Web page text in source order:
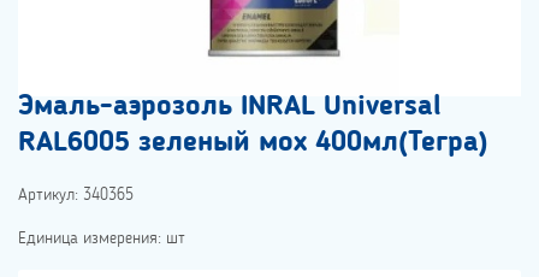
Эмаль-аэрозоль INRAL Universal
RAL6005 зеленый мох 400мл(Тегра)
Артикул: 340365
Единица измерения: шт